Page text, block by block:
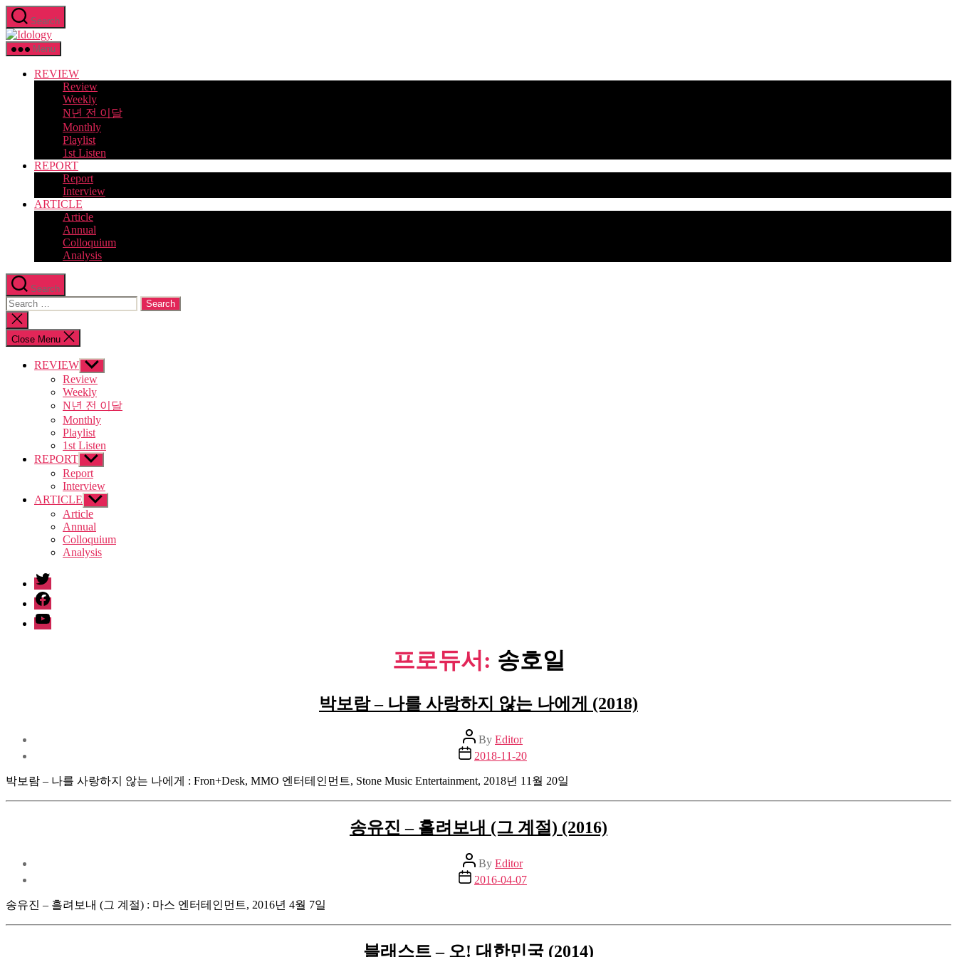
Skip
to
the
content
Search
Idology
Menu
REVIEW
Review
Weekly
N년 전 이달
Monthly
Playlist
1st Listen
REPORT
Report
Interview
ARTICLE
Article
Annual
Colloquium
Analysis
Search
Search
for:
Close
search
Close Menu
REVIEW Show
sub
menu
Review
Weekly
N년 전 이달
Monthly
Playlist
1st Listen
REPORT Show
sub
menu
Report
Interview
ARTICLE Show
sub
menu
Article
Annual
Colloquium
Analysis
twitter
facebook
Youtube
프로듀서: 송호일
박보람 – 나를 사랑하지 않는 나에게 (2018)
Post
author
By Editor
Post
date
2018-11-20
박보람 – 나를 사랑하지 않는 나에게 : Fron+Desk, MMO 엔터테인먼트, Stone Music Entertainment, 2018년 11월 20일
송유진 – 흘려보내 (그 계절) (2016)
Post
author
By Editor
Post
date
2016-04-07
송유진 – 흘려보내 (그 계절) : 마스 엔터테인먼트, 2016년 4월 7일
블래스트 – 오! 대한민국 (2014)